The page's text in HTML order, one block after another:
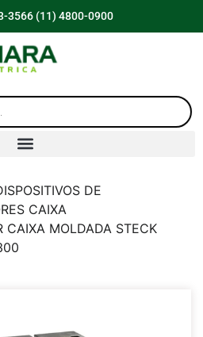
3566 (11) 4800-0900
DE
CAIXA
CAIXA MOLDADA STECK